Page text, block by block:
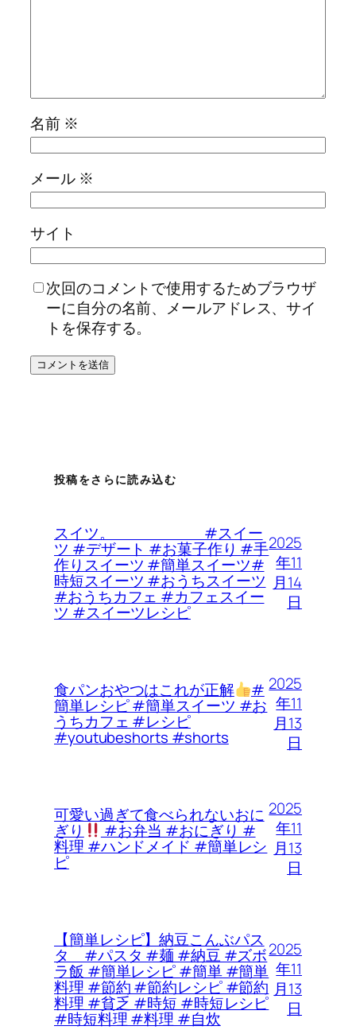
名前 ※
メール ※
サイト
次回のコメントで使用するためブラウザ
ーに自分の名前、メールアドレス、サイ
トを保存する。
投稿をさらに読み込む
スイツ。 #スイー
ツ #デザート #お菓子作り #手
作りスイーツ #簡単スイーツ#
時短スイーツ #おうちスイーツ
#おうちカフェ #カフェスイー
ツ #スイーツレシピ
2025
年11
月14
日
食パンおやつはこれが正解 #
簡単レシピ #簡単スイーツ #お
うちカフェ #レシピ
#youtubeshorts #shorts
2025
年11
月13
日
可愛い過ぎて食べられないおに
ぎり #お弁当 #おにぎり #
料理 #ハンドメイド #簡単レシ
ピ
2025
年11
月13
日
【簡単レシピ】納豆こんぶパス
タ #パスタ #麺 #納豆 #ズボ
ラ飯 #簡単レシピ #簡単 #簡単
料理 #節約 #節約レシピ #節約
料理 #貧乏 #時短 #時短レシピ
#時短料理 #料理 #自炊
2025
年11
月13
日